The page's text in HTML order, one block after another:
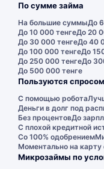
По сумме займа
На большие суммыДо
До 10 000 тенгеДо 20
До 30 000 тенгеДо 40
До 100 000 тенгеДо
До 250 000 тенгеДо
До 500 000 тенге
Пользуются спросом
С помощью робота
Деньги в долг под
Без процентовДо
С плохой кредитной
Со 100% одобрением
Моментально на карту
Микрозаймы по